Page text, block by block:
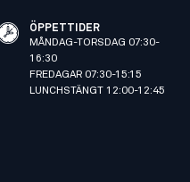
ÖPPETTIDER
MÅNDAG-TORSDAG 07:30-
16:30
FREDAGAR 07:30-15:15
LUNCHSTÄNGT 12:00-12:45